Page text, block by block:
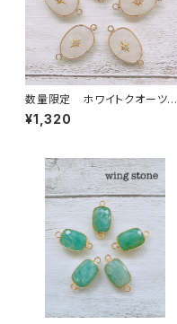
数量限定 ホワイトクオーツ
ワンポイント付き 2カン
¥1,320